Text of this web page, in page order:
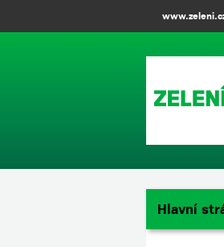
Hlavní